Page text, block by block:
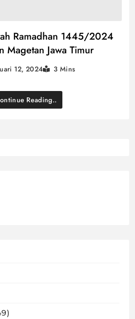
Ramadhan 1445/2024
Magetan Jawa Timur
12, 2024 3 Mins
Reading..